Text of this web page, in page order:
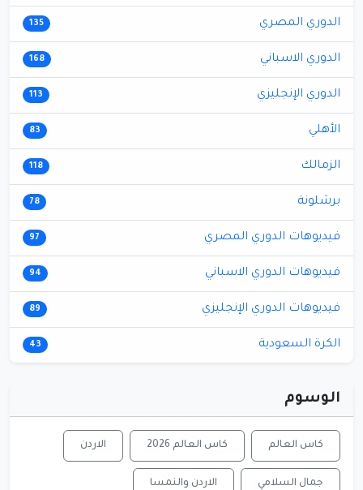
الدوري المصري 135
الدوري الاسباني 168
الدوري الإنجليزي 113
الأهلي 83
الزمالك 118
برشلونة 78
فيديوهات الدوري المصري 97
فيديوهات الدوري الاسباني 94
فيديوهات الدوري الإنجليزي 89
الكرة السعودية 43
الوسوم
كاس العالم كاس العالم 2026 الاردن
جمال السلامي الاردن والنمسا